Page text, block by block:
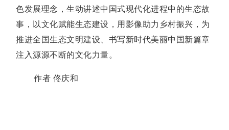
色发展理念，生动讲述中国式现代化进程中的生态故
事，以文化赋能生态建设，用影像助力乡村振兴，为
推进全国生态文明建设、书写新时代美丽中国新篇章
注入源源不断的文化力量。
作者 佟庆和